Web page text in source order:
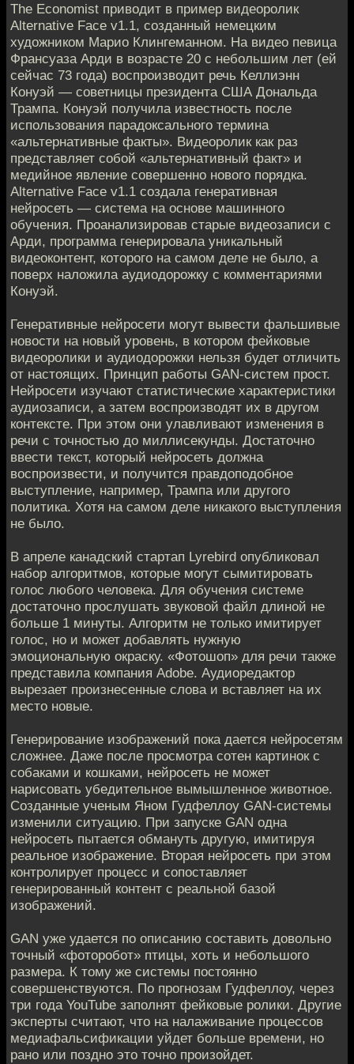
The Economist приводит в пример видеоролик
Alternative Face v1.1, созданный немецким
художником Марио Клингеманном. На видео певица
Франсуаза Арди в возрасте 20 с небольшим лет (ей
сейчас 73 года) воспроизводит речь Келлиэнн
Конуэй — советницы президента США Дональда
Трампа. Конуэй получила известность после
использования парадоксального термина
«альтернативные факты». Видеоролик как раз
представляет собой «альтернативный факт» и
медийное явление совершенно нового порядка.
Alternative Face v1.1 создала генеративная
нейросеть — система на основе машинного
обучения. Проанализировав старые видеозаписи с
Арди, программа генерировала уникальный
видеоконтент, которого на самом деле не было, а
поверх наложила аудиодорожку с комментариями
Конуэй.
Генеративные нейросети могут вывести фальшивые
новости на новый уровень, в котором фейковые
видеоролики и аудиодорожки нельзя будет отличить
от настоящих. Принцип работы GAN-систем прост.
Нейросети изучают статистические характеристики
аудиозаписи, а затем воспроизводят их в другом
контексте. При этом они улавливают изменения в
речи с точностью до миллисекунды. Достаточно
ввести текст, который нейросеть должна
воспроизвести, и получится правдоподобное
выступление, например, Трампа или другого
политика. Хотя на самом деле никакого выступления
не было.
В апреле канадский стартап Lyrebird опубликовал
набор алгоритмов, которые могут сымитировать
голос любого человека. Для обучения системе
достаточно прослушать звуковой файл длиной не
больше 1 минуты. Алгоритм не только имитирует
голос, но и может добавлять нужную
эмоциональную окраску. «Фотошоп» для речи также
представила компания Adobe. Аудиоредактор
вырезает произнесенные слова и вставляет на их
место новые.
Генерирование изображений пока дается нейросетям
сложнее. Даже после просмотра сотен картинок с
собаками и кошками, нейросеть не может
нарисовать убедительное вымышленное животное.
Созданные ученым Яном Гудфеллоу GAN-системы
изменили ситуацию. При запуске GAN одна
нейросеть пытается обмануть другую, имитируя
реальное изображение. Вторая нейросеть при этом
контролирует процесс и сопоставляет
генерированный контент с реальной базой
изображений.
GAN уже удается по описанию составить довольно
точный «фоторобот» птицы, хоть и небольшого
размера. К тому же системы постоянно
совершенствуются. По прогнозам Гудфеллоу, через
три года YouTube заполнят фейковые ролики. Другие
эксперты считают, что на налаживание процессов
медиафальсификации уйдет больше времени, но
рано или поздно это точно произойдет.